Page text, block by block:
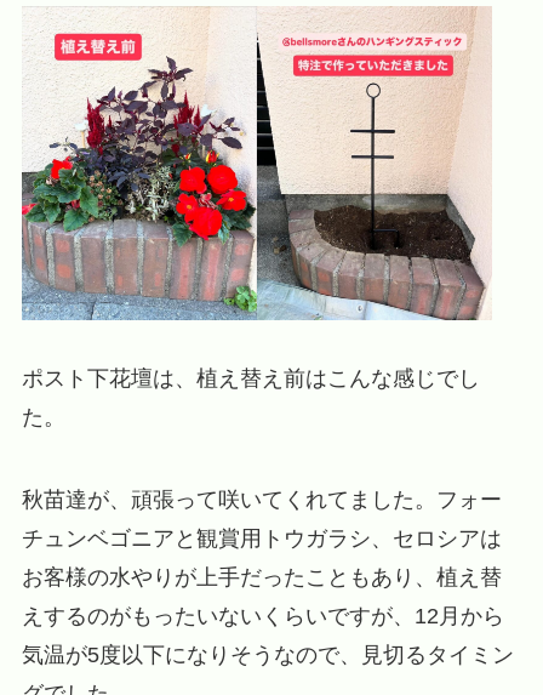
ポスト下花壇は、植え替え前はこんな感じでし
た。
秋苗達が、頑張って咲いてくれてました。フォー
チュンベゴニアと観賞用トウガラシ、セロシアは
お客様の水やりが上手だったこともあり、植え替
えするのがもったいないくらいですが、12月から
気温が5度以下になりそうなので、見切るタイミン